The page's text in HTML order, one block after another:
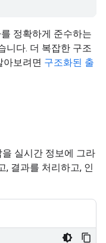
정확하게 준수하는
니다. 더 복잡한 구조
아보려면 구조화된 출
실시간 정보에 그라
, 결과를 처리하고, 인